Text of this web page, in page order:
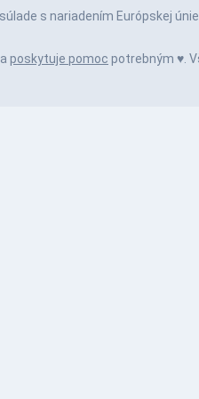
s nariadením Európskej únie
poskytuje pomoc potrebným ♥️.